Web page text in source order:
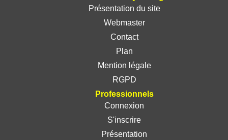
Présentation du site
Webmaster
Contact
Plan
Mention légale
RGPD
Professionnels
Connexion
S'inscrire
Présentation